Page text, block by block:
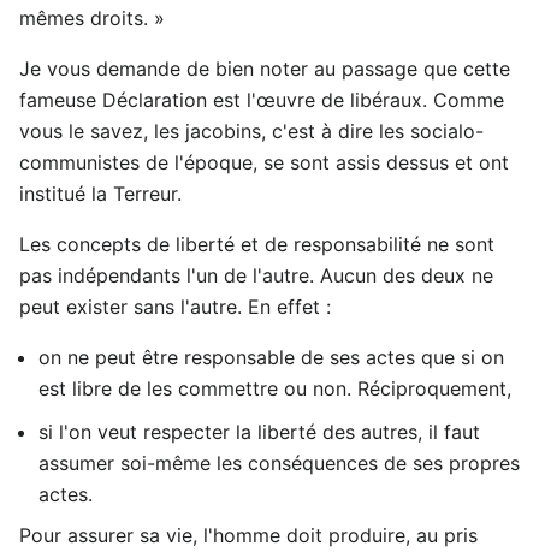
mêmes droits. »
Je vous demande de bien noter au passage que cette
fameuse Déclaration est l'œuvre de libéraux. Comme
vous le savez, les jacobins, c'est à dire les socialo-
communistes de l'époque, se sont assis dessus et ont
institué la Terreur.
Les concepts de liberté et de responsabilité ne sont
pas indépendants l'un de l'autre. Aucun des deux ne
peut exister sans l'autre. En effet :
on ne peut être responsable de ses actes que si on
est libre de les commettre ou non. Réciproquement,
si l'on veut respecter la liberté des autres, il faut
assumer soi-même les conséquences de ses propres
actes.
Pour assurer sa vie, l'homme doit produire, au pris